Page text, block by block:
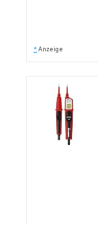
* Anzeige